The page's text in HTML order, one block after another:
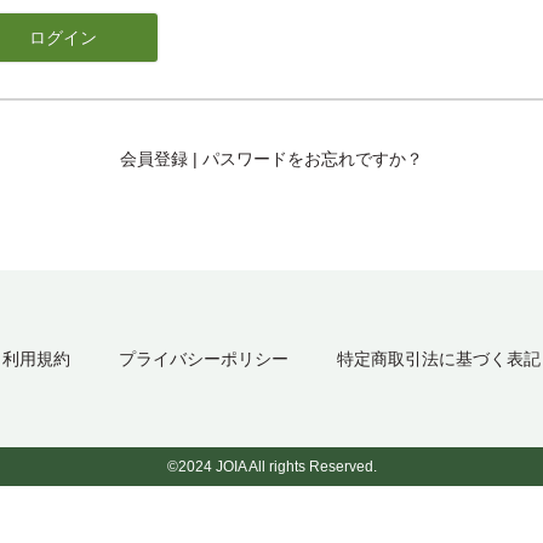
会員登録 | パスワードをお忘れですか？
利用規約 プライバシーポリシー 特定商取引法に基づく表記
©2024 JOIA All rights Reserved.